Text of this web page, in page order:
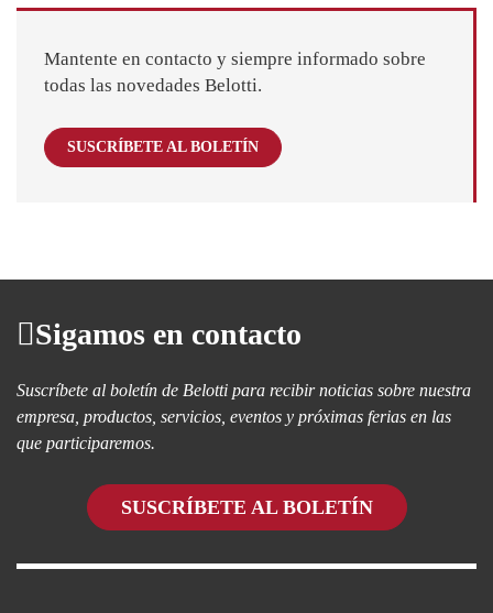
Mantente en contacto y siempre informado sobre
todas las novedades Belotti.
SUSCRÍBETE AL BOLETÍN
Sigamos en contacto
Suscríbete al boletín de Belotti para recibir noticias sobre nuestra
empresa, productos, servicios, eventos y próximas ferias en las
que participaremos.
SUSCRÍBETE AL BOLETÍN